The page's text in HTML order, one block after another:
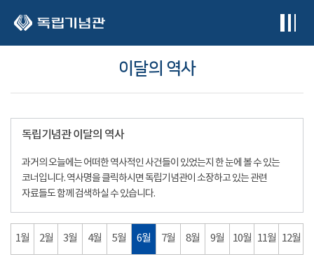
이달의 역사
독립기념관 이달의 역사
과거의 오늘에는 어떠한 역사적인 사건들이 있었는지 한 눈에 볼 수 있는
코너입니다. 역사명을 클릭하시면 독립기념관이 소장하고 있는 관련
자료들도 함께 검색하실 수 있습니다.
1월 2월 3월 4월 5월 6월 7월 8월 9월 10월 11월 12월